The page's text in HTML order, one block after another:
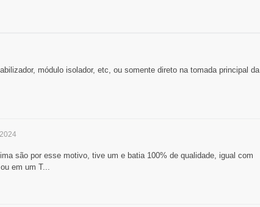
módulo isolador, etc, ou somente direto na tomada principal da
são por esse motivo, tive um e batia 100% de qualidade, igual com
em um T...